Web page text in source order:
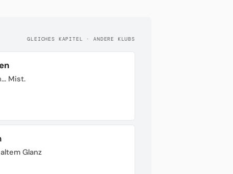
GLEICHES KAPITEL · ANDERE KLUBS
Mist.
Glanz